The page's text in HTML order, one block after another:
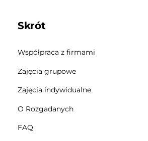
Skrót
Współpraca z firmami
Zajęcia grupowe
Zajęcia indywidualne
O Rozgadanych
FAQ